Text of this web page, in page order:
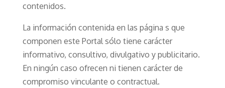
contenidos.
La información contenida en las página s que
componen este Portal sólo tiene carácter
informativo, consultivo, divulgativo y publicitario.
En ningún caso ofrecen ni tienen carácter de
compromiso vinculante o contractual.